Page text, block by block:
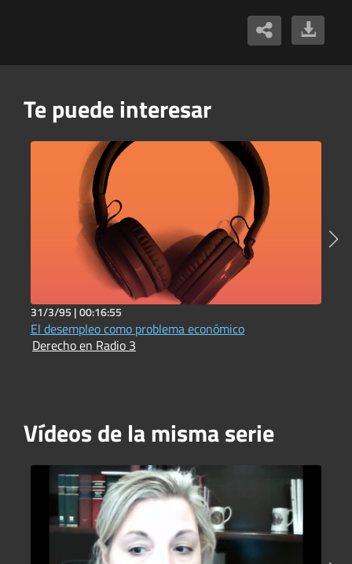
Te puede interesar
31/3/95 |00:16:55
El desempleo como problema económico
Derecho en Radio 3
Vídeos de la misma serie